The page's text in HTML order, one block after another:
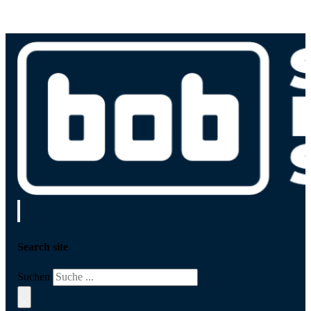
Search site
Suchen
×